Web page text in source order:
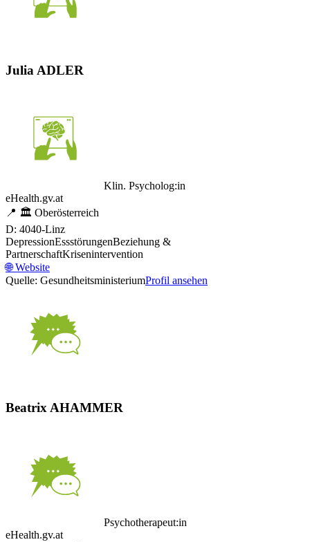
Julia ADLER
Klin. Psycholog:in
eHealth.gv.at
📍 🏛️ Oberösterreich
D: 4040-Linz
DepressionEssstörungenBeziehung &
PartnerschaftKrisenintervention
🌐Website
Quelle: GesundheitsministeriumProfil ansehen
Beatrix AHAMMER
Psychotherapeut:in
eHealth.gv.at